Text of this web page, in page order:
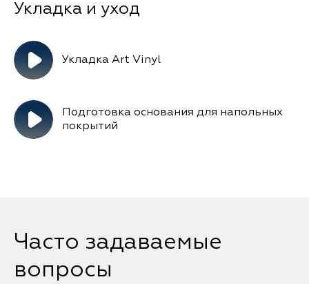
Укладка Art Vinyl
Подготовка основания для напольных
покрытий
Часто задаваемые
вопросы